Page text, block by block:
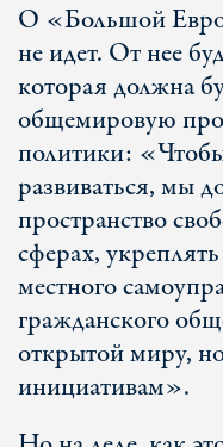
О «Большой
не идет. От нее
которая должна
общемировую
политики:
развиваться, мы
пространство
сферах,
местного
гражданского
открытой миру,
инициативам».